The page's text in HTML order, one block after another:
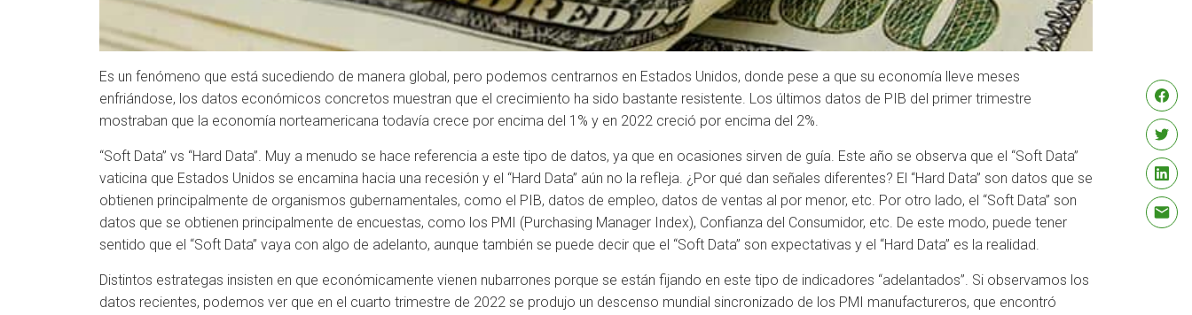
Es un fenómeno que está sucediendo de manera global, pero podemos centrarnos en Estados Unidos, donde pese a que su economía lleve meses
enfriándose, los datos económicos concretos muestran que el crecimiento ha sido bastante resistente. Los últimos datos de PIB del primer trimestre
mostraban que la economía norteamericana todavía crece por encima del 1% y en 2022 creció por encima del 2%.
“Soft Data” vs “Hard Data”. Muy a menudo se hace referencia a este tipo de datos, ya que en ocasiones sirven de guía. Este año se observa que el “Soft Data”
vaticina que Estados Unidos se encamina hacia una recesión y el “Hard Data” aún no la refleja. ¿Por qué dan señales diferentes? El “Hard Data” son datos que se
obtienen principalmente de organismos gubernamentales, como el PIB, datos de empleo, datos de ventas al por menor, etc. Por otro lado, el “Soft Data” son
datos que se obtienen principalmente de encuestas, como los PMI (Purchasing Manager Index), Confianza del Consumidor, etc. De este modo, puede tener
sentido que el “Soft Data” vaya con algo de adelanto, aunque también se puede decir que el “Soft Data” son expectativas y el “Hard Data” es la realidad.
Distintos estrategas insisten en que económicamente vienen nubarrones porque se están fijando en este tipo de indicadores “adelantados”. Si observamos los
datos recientes, podemos ver que en el cuarto trimestre de 2022 se produjo un descenso mundial sincronizado de los PMI manufactureros, que encontró